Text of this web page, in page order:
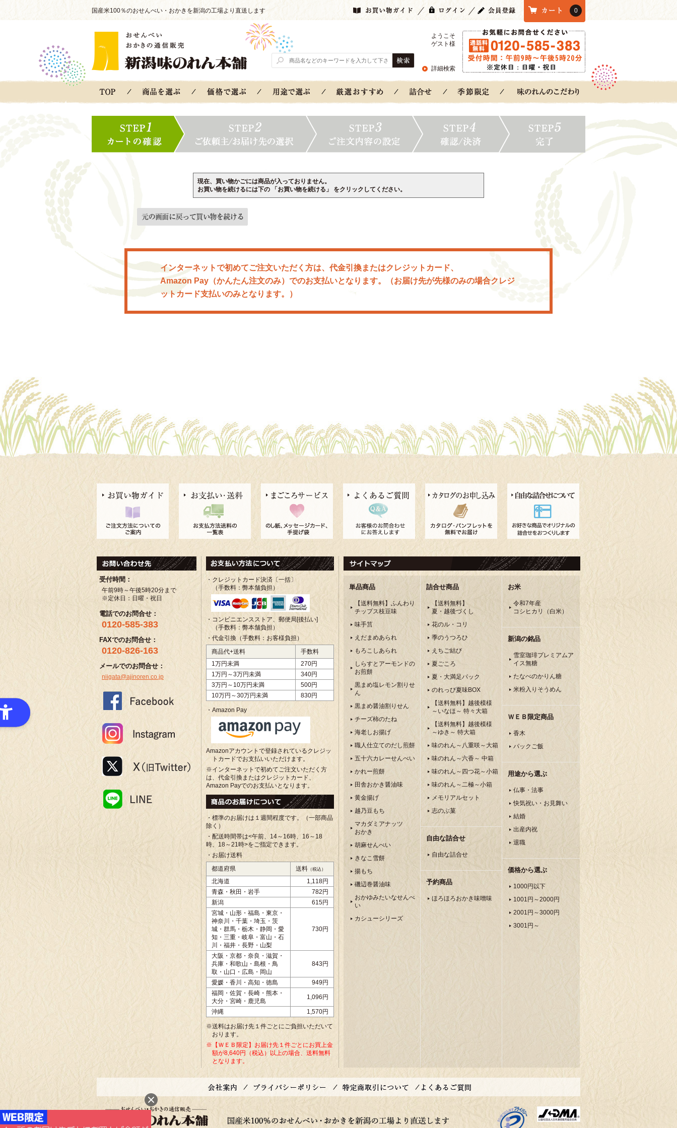
国産米100％のおせんべい・おかきを新潟の工場より直送します 0
ようこそ
ゲスト様
詳細検索
現在、買い物かごには商品が入っておりません。
お買い物を続けるには下の 「お買い物を続ける」 をクリックしてください。
インターネットで初めてご注文いただく方は、代金引換またはクレジットカード、
Amazon Pay（かんたん注文のみ）でのお支払いとなります。（お届け先が先様のみの場合クレジ
ットカード支払いのみとなります。）
受付時間：
午前9時～午後5時20分まで
※定休日：日曜・祝日
電話でのお問合せ：
0120-585-383
FAXでのお問合せ：
0120-826-163
メールでのお問合せ：
niigata@ajinoren.co.jp
・クレジットカード決済〔一括〕
（手数料：弊本舗負担）
・コンビニエンスストア、郵便局[後払い]
（手数料：弊本舗負担）
・代金引換（手数料：お客様負担）
商品代+送料
手数料
1万円未満
270円
1万円～3万円未満
340円
3万円～10万円未満
500円
10万円～30万円未満
830円
・Amazon Pay
Amazonアカウントで登録されているクレジッ
トカードでお支払いいただけます。
※インターネットで初めてご注文いただく方
は、代金引換またはクレジットカード、
Amazon Payでのお支払いとなります。
・標準のお届けは１週間程度です。（一部商品
除く）
・配送時間帯は<午前、 14～16時、16～18
時、18～21時>をご指定できます。
・お届け送料
都道府県
送料 （税込）
北海道
1,118円
青森・秋田・岩手
782円
新潟
615円
宮城・山形・福島・東京・
神奈川・千葉・埼玉・茨
城・群馬・栃木・静岡・愛
知・三重・岐阜・富山・石
川・福井・長野・山梨
730円
大阪・京都・奈良・滋賀・
兵庫・和歌山・島根・鳥
取・山口・広島・岡山
843円
愛媛・香川・高知・徳島
949円
福岡・佐賀・長崎・熊本・
大分・宮崎・鹿児島
1,096円
沖縄 1,570円
※送料はお届け先１件ごとにご負担いただいて
おります。
※【ＷＥＢ限定】お届け先１件ごとにお買上金
額が8,640円（税込）以上の場合、送料無料
となります。
単品商品
【送料無料】ふんわり
チップス枝豆味
味手筥
えだまめあられ
もろこしあられ
しらすとアーモンドの
お煎餅
黒まめ塩レモン割りせ
ん
黒まめ醤油割りせん
チーズ柿のたね
海老しお揚げ
職人仕立てのだし煎餅
五十六カレーせんべい
かれー煎餅
田舎おかき醤油味
黄金揚げ
越乃豆もち
マカダミアナッツ
おかき
胡麻せんべい
きなこ雪餅
揚もち
磯辺巻醤油味
おかゆみたいなせんべ
い
カシューシリーズ
詰合せ商品
【送料無料】
夏・越後づくし
花のル・コリ
季のうつろひ
えちご結び
夏ごころ
夏・大満足パック
のれっぴ夏味BOX
【送料無料】越後模様
～いなほ～ 特々大箱
【送料無料】越後模様
～ゆき～ 特大箱
味のれん～八重咲～大箱
味のれん～六香～ 中箱
味のれん～四つ花～小箱
味のれん～二極～小箱
メモリアルセット
志のぶ菓
自由な詰合せ
自由な詰合せ
予約商品
ほろほろおかき味噌味
お米
令和7年産
コシヒカリ（白米）
新潟の銘品
雪室珈琲プレミアムア
イス無糖
たなべのかりん糖
米粉入りそうめん
ＷＥＢ限定商品
香木
パックご飯
用途から選ぶ
仏事・法事
快気祝い・お見舞い
結婚
出産内祝
退職
価格から選ぶ
1000円以下
1001円～2000円
2001円～3000円
3001円～